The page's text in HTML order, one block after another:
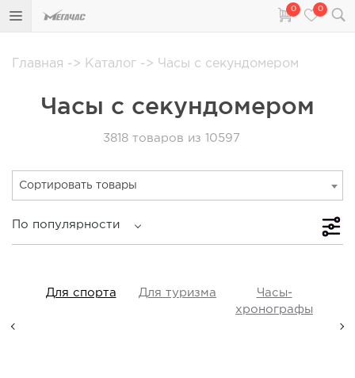
0 0
Главная -> Каталог -> Часы с секундомером
Часы с секундомером
3818товаров из 10597
Сортировать товары
По популярности
Для спорта Для туризма
Часы-
хронографы